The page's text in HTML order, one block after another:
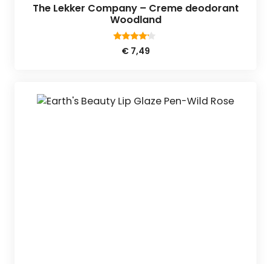
The Lekker Company – Creme deodorant
Woodland
4.00
van 5
€7,49